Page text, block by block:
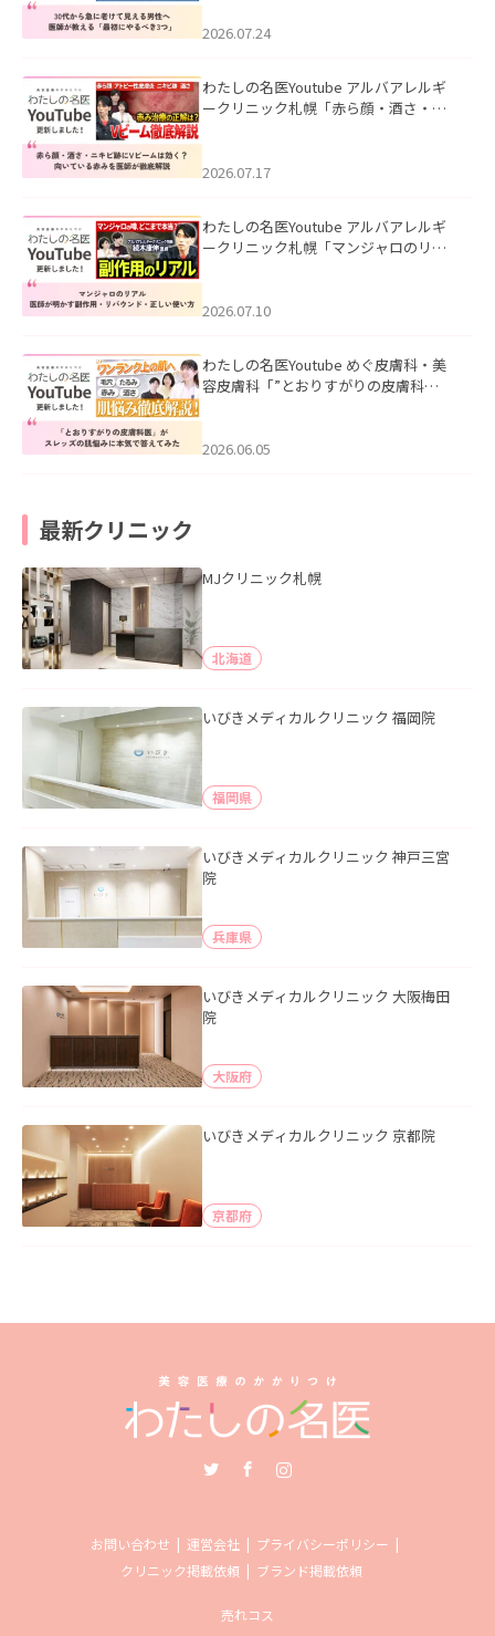
た。
2026.07.24
わたしの名医Youtube アルバアレルギ
ークリニック札幌「赤ら顔・酒さ・ニ
した。
2026.07.17
わたしの名医Youtube アルバアレルギ
ークリニック札幌「マンジャロのリア
た。
2026.07.10
わたしの名医Youtube めぐ皮膚科・美
容皮膚科「”とおりすがりの皮膚科
2026.06.05
最新クリニック
MJクリニック札幌
北海道
いびきメディカルクリニック 福岡院
福岡県
いびきメディカルクリニック 神戸三宮
院
兵庫県
いびきメディカルクリニック 大阪梅田
院
大阪府
いびきメディカルクリニック 京都院
京都府
お問い合わせ 運営会社
プライバシーポリシー
クリニック掲載依頼
ブランド掲載依頼
売れコス